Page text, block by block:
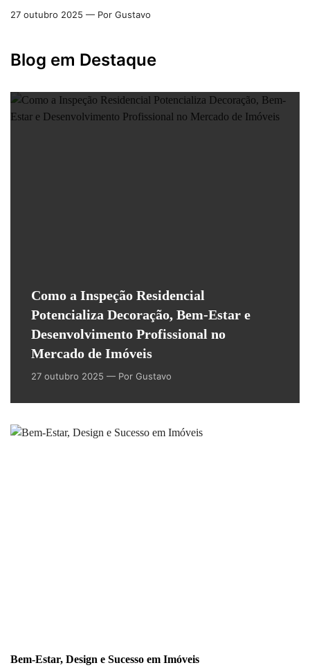
27 outubro 2025 — Por Gustavo
Blog em Destaque
Como a Inspeção Residencial
Potencializa Decoração, Bem-Estar e
Desenvolvimento Profissional no
Mercado de Imóveis
27 outubro 2025 — Por Gustavo
Bem-Estar, Design e Sucesso em Imóveis